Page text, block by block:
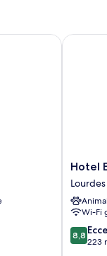
Hotel
Eliseo
Lourdes
Hotel
Lourdes
Wi-Fi
8.8
su
8,8
223
Hotel